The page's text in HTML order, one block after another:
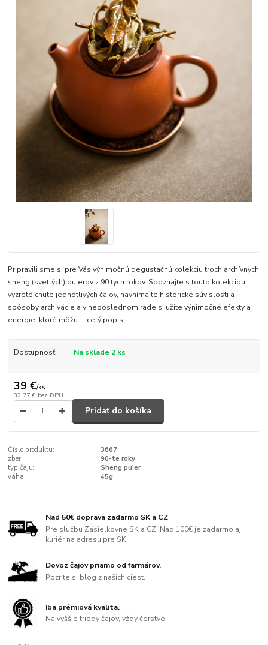
Pripravili sme si pre Vás výnimočnú degustačnú kolekciu troch archívnych
sheng (svetlých) pu'erov z 90.tych rokov. Spoznajte s touto kolekciou
vyzreté chute jednotlivých čajov, navnímajte historické súvislosti a
spôsoby archivácie a v neposlednom rade si užite výnimočné efekty a
energie, ktoré môžu ... celý popis
Dostupnosť Na sklade 2 ks
39 €/ks
32,77 € bez DPH
Pridať do košíka
Číslo produktu:
3667
zber:
90-te roky
typ čaju:
Sheng pu'er
váha:
45g
Nad 50€ doprava zadarmo SK a CZ
Pre službu Zásielkovne SK a CZ. Nad 100€ je zadarmo aj
kuriér na adresu pre SK.
Dovoz čajov priamo od farmárov.
Pozrite si blog z našich ciest.
Iba prémiová kvalita.
Najvyššie triedy čajov, vždy čerstvé!